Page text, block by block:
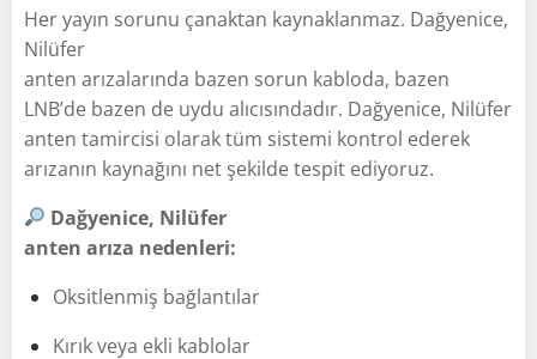
Her yayın sorunu çanaktan kaynaklanmaz. Dağyenice,
Nilüfer
anten arızalarında bazen sorun kabloda, bazen
LNB’de bazen de uydu alıcısındadır. Dağyenice, Nilüfer
anten tamircisi olarak tüm sistemi kontrol ederek
arızanın kaynağını net şekilde tespit ediyoruz.
Dağyenice, Nilüfer
anten arıza nedenleri:
Oksitlenmiş bağlantılar
Kırık veya ekli kablolar